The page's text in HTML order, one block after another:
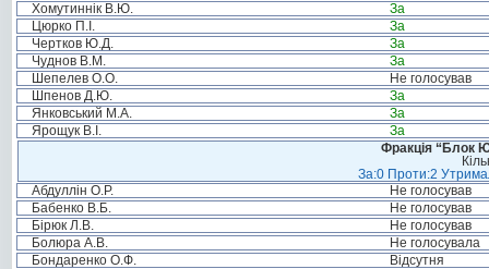
Хомутиннік В.Ю.
За
Цюрко П.І.
За
Чертков Ю.Д.
За
Чуднов В.М.
За
Шепелев О.О.
Не голосував
Шпенов Д.Ю.
За
Янковський М.А.
За
Ярощук В.І.
За
Фракція “Блок
За:0 Проти:2
Абдуллін О.Р.
Не голосував
Бабенко В.Б.
Не голосував
Бірюк Л.В.
Не голосував
Болюра А.В.
Не голосувала
Бондаренко О.Ф.
Відсутня